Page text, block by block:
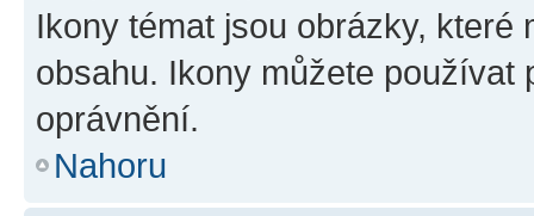
Ikony témat jsou obrázky,
obsahu. Ikony můžete používat
oprávnění.
Nahoru